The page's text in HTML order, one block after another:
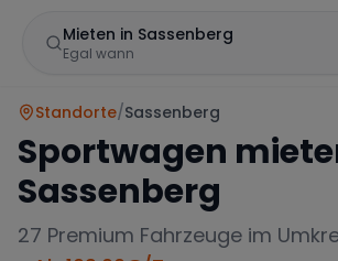
Mieten in Sassenberg
Egal wann
Standorte/Sassenberg
Sportwagen
Sassenberg
27 Premium Fahrzeuge im